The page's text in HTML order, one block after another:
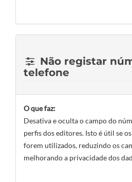
Não registar
telefone
O que faz:
Desativa e oculta o campo do
perfis dos editores. Isto é útil se
forem utilizados, reduzindo os
melhorando a privacidade dos